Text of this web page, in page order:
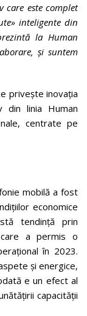
care este complet
inteligente din
la Human
și suntem
privește inovația
din linia Human
centrate pe
mobilă a fost
economice
tendință prin
a permis o
în 2023.
și energice,
e un efect al
capacității